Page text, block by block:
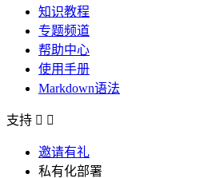
知识教程
专题频道
帮助中心
使用手册
Markdown语法
支持  
邀请有礼
私有化部署